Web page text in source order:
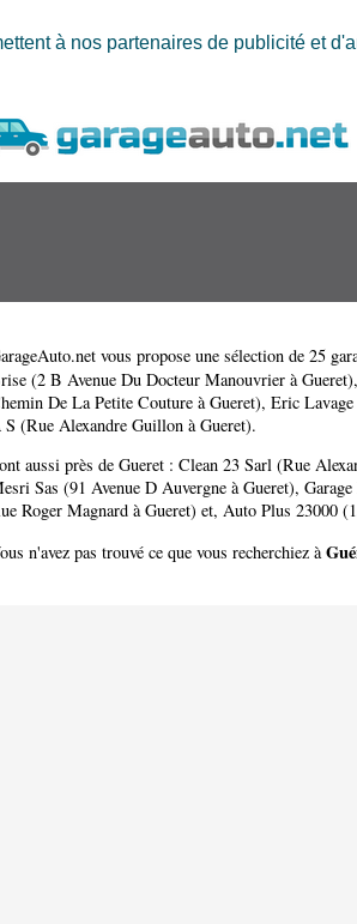
à nos partenaires de publicité et
vous propose une sélection de 25
(2 B Avenue Du Docteur Manouvrier à Gueret),
De La Petite Couture à Gueret), Eric
S (Rue Alexandre Guillon à Gueret).
aussi près de Gueret : Clean 23 Sarl (Rue
Sas (91 Avenue D Auvergne à Gueret),
Roger Magnard à Gueret) et, Auto Plus 23000
n'avez pas trouvé ce que vous recherchiez à